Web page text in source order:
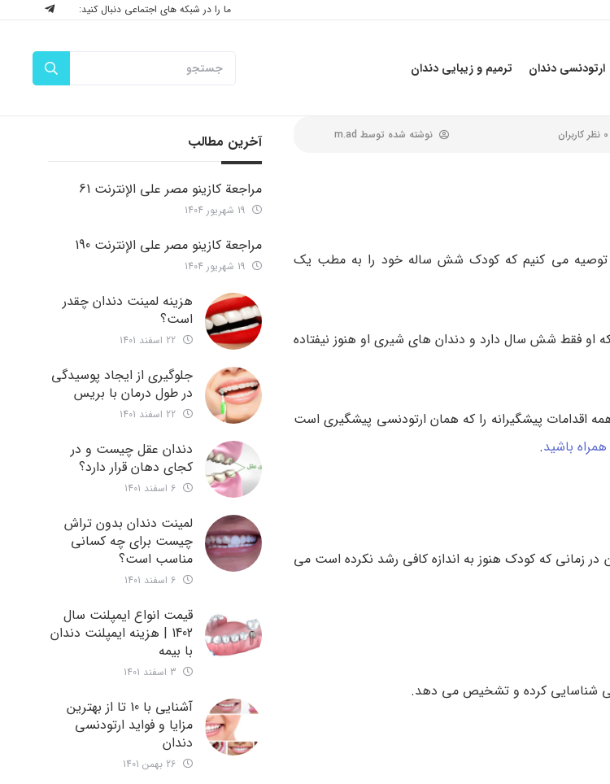
ما را در شبکه های اجتماعی دنبال کنید:
ارتودنسی دندان ترمیم و زیبایی دندان
0 نظر کاربران نوشته شده توسط m.ad
توصیه می کنیم که کودک شش ساله خود را به مطب یک
او فقط شش سال دارد و دندان های شیری او هنوز نیفتاده
اقدامات پیشگیرانه را که همان ارتودنسی پیشگیری است
همراه باشید.
زمانی که کودک هنوز به اندازه کافی رشد نکرده است می
شناسایی کرده و تشخیص می دهد.
آخرین مطالب
مراجعة كازينو مصر على الإنترنت 61
مراجعة كازينو مصر على الإنترنت 190
هزینه لمینت دندان چقدر
است؟
جلوگیری از ایجاد پوسیدگی
در طول درمان با بریس
دندان عقل چیست و در
کجای دهان قرار دارد؟
لمینت دندان بدون تراش
چیست برای چه کسانی
مناسب است؟
قیمت انواع ایمپلنت سال
1402 | هزینه ایمپلنت دندان
با بیمه
آشنایی با 10 تا از بهترین
مزایا و فواید ارتودنسی
دندان